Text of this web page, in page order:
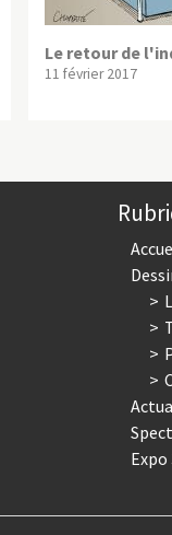
Le retour de
11 février 2017
Expo